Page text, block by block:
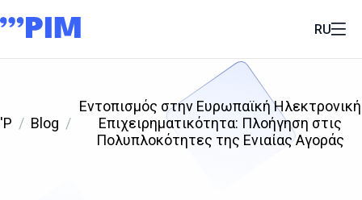
RU
'P Blog
Εντοπισμός στην Ευρωπαϊκή Ηλεκτρονική
Επιχειρηματικότητα: Πλοήγηση στις
Πολυπλοκότητες της Ενιαίας Αγοράς